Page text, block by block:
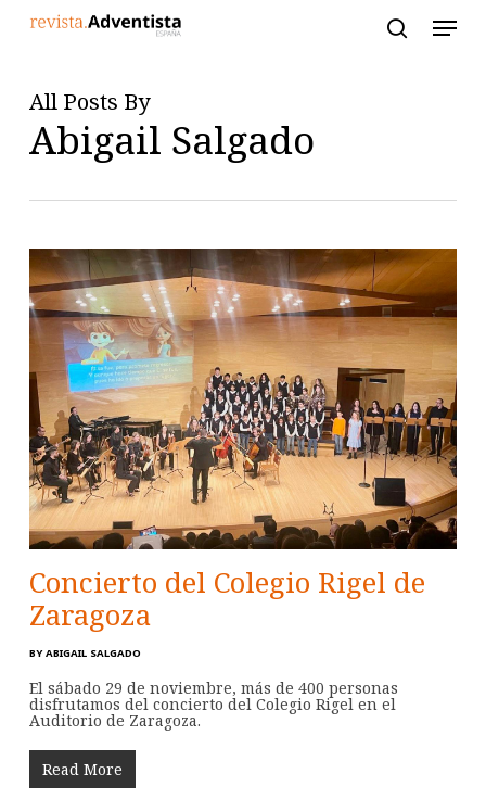
contentAll Posts By
Abigail Salgado
Concierto del Colegio Rigel de
Zaragoza
BY ABIGAIL SALGADO
El sábado 29 de noviembre, más de 400 personas
disfrutamos del concierto del Colegio Rigel en el
Auditorio de Zaragoza.
Read More